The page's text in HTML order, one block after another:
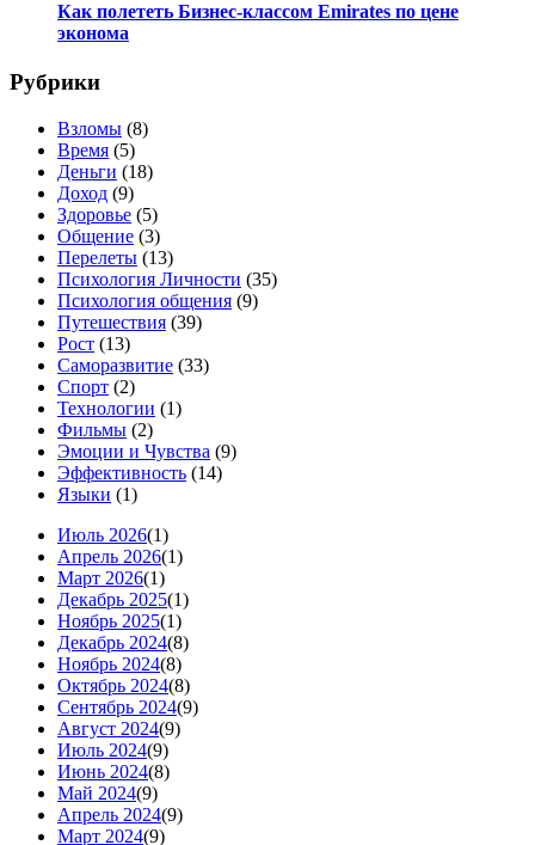
Как полететь Бизнес-классом Emirates по цене
эконома
Рубрики
Взломы (8)
Время (5)
Деньги (18)
Доход (9)
Здоровье (5)
Общение (3)
Перелеты (13)
Психология Личности (35)
Психология общения (9)
Путешествия (39)
Рост (13)
Саморазвитие (33)
Спорт (2)
Технологии (1)
Фильмы (2)
Эмоции и Чувства (9)
Эффективность (14)
Языки (1)
Июль 2026(1)
Апрель 2026(1)
Март 2026(1)
Декабрь 2025(1)
Ноябрь 2025(1)
Декабрь 2024(8)
Ноябрь 2024(8)
Октябрь 2024(8)
Сентябрь 2024(9)
Август 2024(9)
Июль 2024(9)
Июнь 2024(8)
Май 2024(9)
Апрель 2024(9)
Март 2024(9)